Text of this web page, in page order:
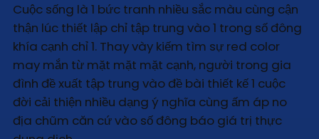
Cuộc sống là 1 bức tranh nhiều sắc màu cùng cận
thận lúc thiết lập chỉ tập trung vào 1 trong số đông
khía cạnh chỉ 1. Thay vày kiếm tìm sự red color
may mắn từ mặt mặt mặt cạnh, người trong gia
đình đề xuất tập trung vào đề bài thiết kế 1 cuộc
đời cải thiện nhiều dạng ý nghĩa cùng ấm áp no
địa chũm căn cứ vào số đông báo giá trị thực